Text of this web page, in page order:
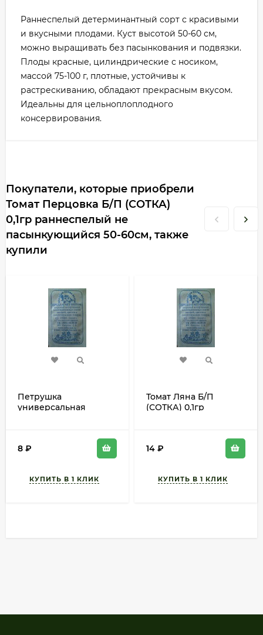
Раннеспелый детерминантный сорт с красивыми
и вкусными плодами. Куст высотой 50-60 см,
можно выращивать без пасынкования и подвязки.
Плоды красные, цилиндрические с носиком,
массой 75-100 г, плотные, устойчивы к
растрескиванию, обладают прекрасным вкусом.
Идеальны для цельноплоплодного
консервирования.
Покупатели, которые приобрели
Томат Перцовка Б/П (СОТКА)
0,1гр раннеспелый не
пасынкующийся 50-60см, также
купили
Петрушка
универсальная
8 ₽
Томат Ляна Б/П
(СОТКА) 0,1гр
14 ₽